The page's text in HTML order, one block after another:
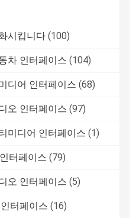
시킵니다 (100)
차 인터페이스 (104)
디어 인터페이스 (68)
오 인터페이스 (97)
미디어 인터페이스 (1)
터페이스 (79)
오 인터페이스 (5)
터페이스 (16)